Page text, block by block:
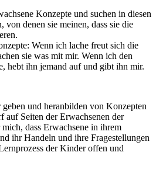
Konzepte und suchen in diesen
von denen sie meinen, dass sie die
Wenn ich lache freut sich die
sie was mit mir. Wenn ich den
hebt ihn jemand auf und gibt ihn mir.
geben und heranbilden von Konzepten
auf Seiten der Erwachsenen der
dass Erwachsene in ihrem
ihr Handeln und ihre Fragestellungen
der Kinder offen und